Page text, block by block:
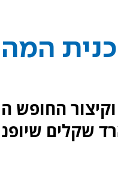
ל-5 ימי לימוד וקיצור
שקלים